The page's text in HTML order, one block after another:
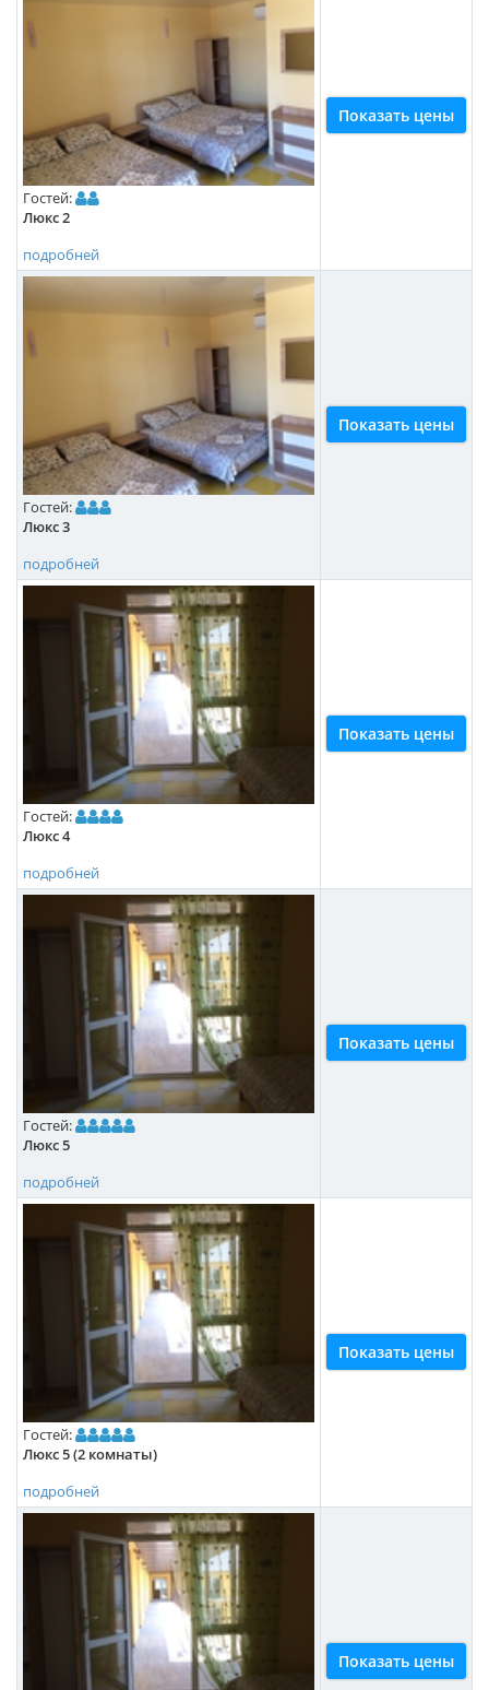
Гостей:
Люкс 2
подробней
Показать цены
Гостей:
Люкс 3
подробней
Показать цены
Гостей:
Люкс 4
подробней
Показать цены
Гостей:
Люкс 5
подробней
Показать цены
Гостей:
Люкс 5 (2 комнаты)
подробней
Показать цены
Показать цены